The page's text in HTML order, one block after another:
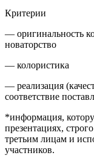
Критерии
— оригинальность
новаторство
— колористика
— реализация
соответствие
*информация,
презентациях,
третьим лицам и
участников.